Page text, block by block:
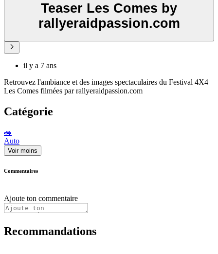
Teaser Les Comes by
rallyeraidpassion.com
il y a 7 ans
Retrouvez l'ambiance et des images spectaculaires du Festival 4X4
Les Comes filmées par rallyeraidpassion.com
Catégorie
🚗
Auto
Voir moins
Commentaires
Ajoute ton commentaire
Recommandations